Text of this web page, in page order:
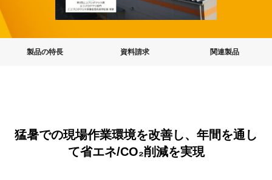
製品の特長 資料請求 関連製品
猛暑での現場作業環境を改善し、年間を通し
て省エネ/CO₂削減を実現